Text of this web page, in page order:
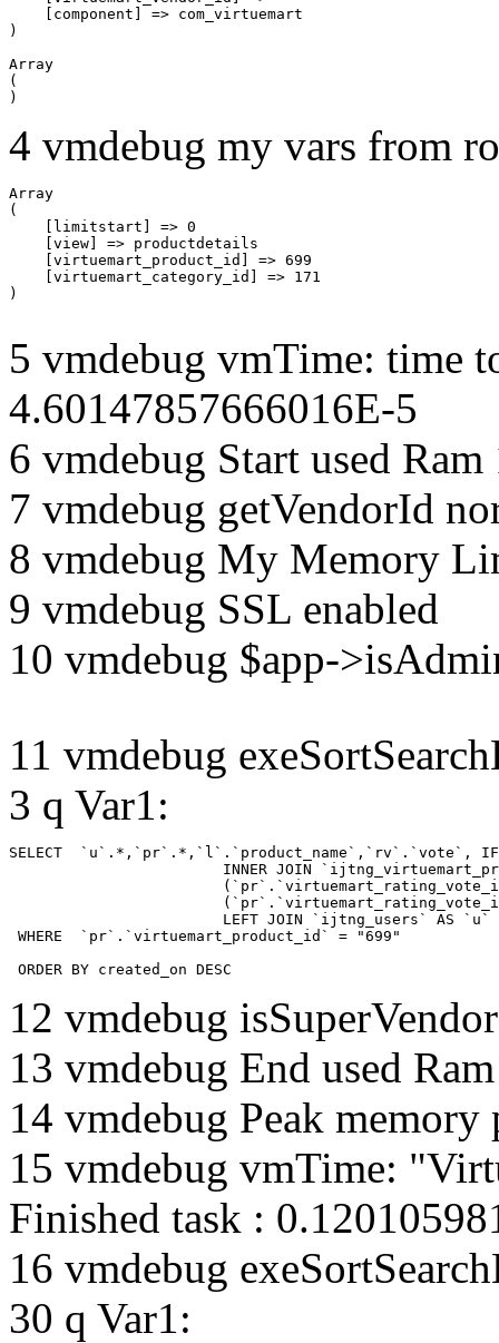
    [component] => com_virtuemart
Array
(
4 vmdebug my vars from
Array
(
    [limitstart] => 0
    [view] => productdetails
    [virtuemart_product_id] => 699
    [virtuemart_category_id] => 171
5 vmdebug vmTime: time
4.60147857666016E-5
6 vmdebug Start used
7 vmdebug getVendorId
8 vmdebug My Memory
9 vmdebug SSL enabled
10 vmdebug $app-
11 vmdebug
3 q Var1:
SELECT  `u`.*,`pr`.*,`l`.`product_name`,`rv`.`vote`,
WHERE  `pr`.`virtuemart_product_id` = "699"
ORDER BY created_on DESC
12 vmdebug
13 vmdebug End used
14 vmdebug Peak memory
15 vmdebug vmTime:
Finished task :
16 vmdebug
30 q Var1: